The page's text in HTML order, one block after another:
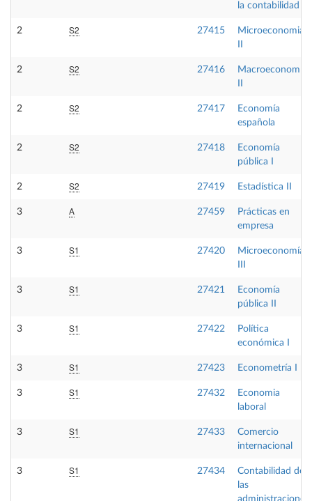
la contabilidad
2 S2 27415
Microeconomia
2 S2 27416
Macroeconomía
2 S2 27417
Economía
española
2 S2 27418
Economía
pública I
2 S2 27419 Estadística II
3 A 27459
Prácticas en
empresa
3 S1 27420
Microeconomía
3 S1 27421
Economía
pública II
3 S1 27422
Política
económica I
3 S1 27423 Econometría I
3 S1 27432
Economia
laboral
3 S1 27433
Comercio
internacional
3 S1 27434
Contabilidad de
las
administraciones